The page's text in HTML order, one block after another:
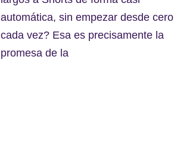
automática, sin empezar desde cero
cada vez? Esa es precisamente la
promesa de la